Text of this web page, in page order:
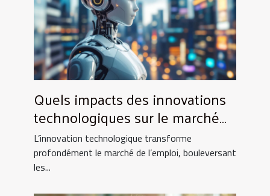
Quels impacts des innovations
technologiques sur le marché
de l'emploi ?
L’innovation technologique transforme
profondément le marché de l’emploi, bouleversant
les...